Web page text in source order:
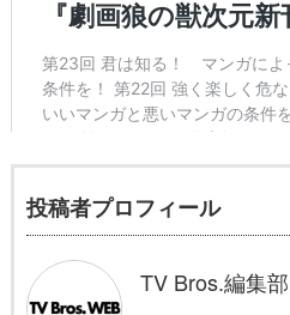
投稿者プロフィール
TV Bros.編集部